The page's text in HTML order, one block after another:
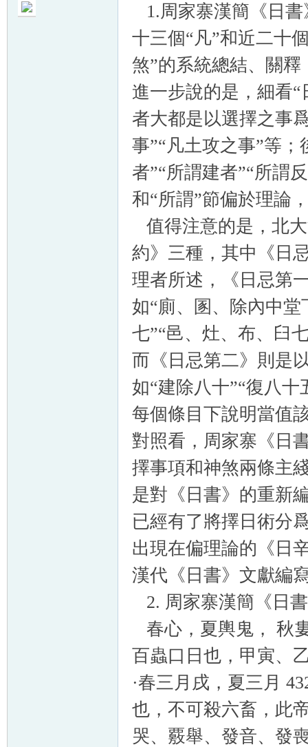
1.周家寨漢簡《日
十三個“凡”和近二十
煞”的系統總結、關
進一步說的是，細看“
者大都是以選擇之事
事”“凡土攻之事”等
者”“所謂建者”“所謂
和“所謂”節偏於理論
值得注意的是，北
約》三種，其中《日
理者所述，《日忌第
如“廁、圂、除內中堂
七”“邑、灶、布、臼
而《日忌第二》則是
如“建除八十”“復八十
每個條目下說明當值
對照看，周家寨《日
擇事項和神煞兩條主
是對《日書》的重新
已經有了將擇日術分
出現在偏理論的《日
漢代《日書》文獻編
2. 周家寨漢簡《日
春心，夏輿鬼， 秋
百蟲口日也，甲寅、
·春三月戌，夏三月
也，不可殺六畜，此
哭、覈舉、發音、發